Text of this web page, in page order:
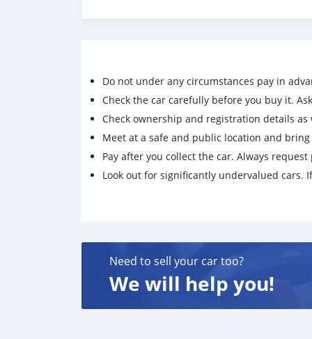
🔥 เต็นท์รถที่มียอดขายเป็นอันดับ 1 ของประเทศ
Brand. : HONDA Year. : 2012
Model. : BRIO Grade. : 1.2 V
Engine. : 1200 CC Type. : เบนซิน
Gearbox : A/T Color. : ดำ
Mileage. : 166,XXX km.
(ซื้อสด ราคานี้ยังไม่รวมค่าดำเนินการ 10,000 บ.)
ประกันภัย : ฟรีประกันภัย 1 ปี
ค่าดำเนินการ : 10,000 บาท
รวมออกรถ : 0 บาท
ผ่อน 60 = 5,494 บาท
ผ่อน 72 = 4,886 บาท
Do not under any circumstances pay in
Check the car carefully before you buy it.
Check ownership and registration details as
Meet at a safe and public location and
Pay after you collect the car. Always
Look out for significantly undervalued cars.
Need to sell your car too?
We will help you!